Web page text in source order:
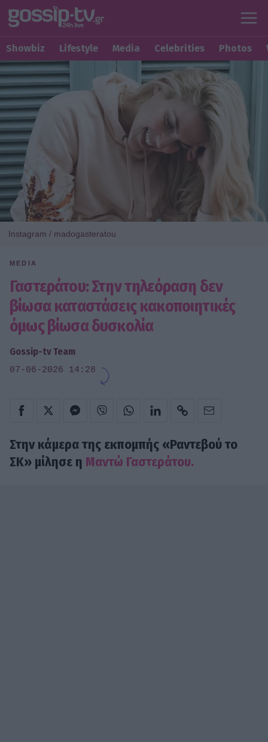
Showbiz Lifestyle Media Celebrities Photos
Instagram / madogasteratou
MEDIA
Γαστεράτου: Στην τηλεόραση δεν
βίωσα καταστάσεις κακοποιητικές
όμως βίωσα δυσκολία
Gossip-tv Team
07-06-2026 14:28
Στην κάμερα της εκπομπής «Ραντεβού το
ΣΚ» μίλησε η Μαντώ Γαστεράτου.